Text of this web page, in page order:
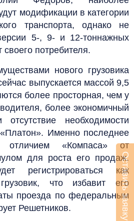
модификации в категории
транспорта, однако не
5-, 9- и 12-тоннажных
потребителя.
нового грузовика
выпускается массой 9,5
более просторная, чем у
более экономичный
необходимости
Именно последнее
отличием «Компаса» от
для роста его продаж.
регистрироваться как
что избавит его
проезда по федеральным
Решетников.
Оставить заявку